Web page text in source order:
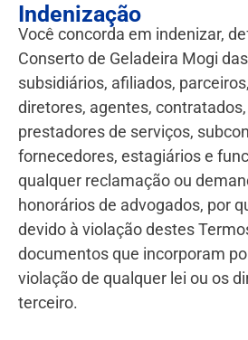
Indenização
Você concorda em indenizar,
Conserto de Geladeira Mogi
subsidiários, afiliados,
diretores, agentes,
prestadores de serviços,
fornecedores, estagiários e
qualquer reclamação ou
honorários de advogados, por
devido à violação destes
documentos que incorporam
violação de qualquer lei ou os
terceiro.